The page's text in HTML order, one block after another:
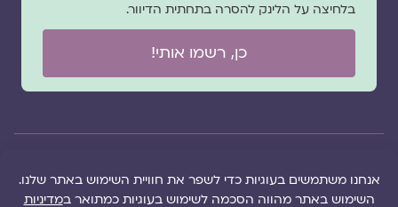
בלחיצה על הלינק להסרה בתחתית הדיוור.
כן, רשמו אותי!
הזכויות של מגזין
של
הוקם ב ❤ על ידי –
לימונדה 2.0
| מיתוג: מפת אתר|